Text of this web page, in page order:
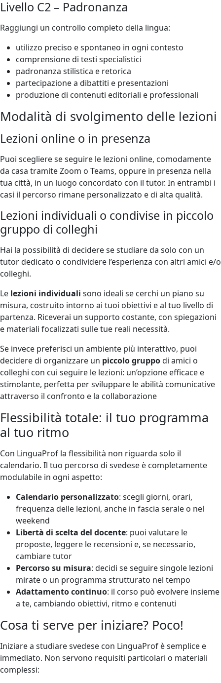
Livello C2 – Padronanza
Raggiungi un controllo completo della lingua:
utilizzo preciso e spontaneo in ogni contesto
comprensione di testi specialistici
padronanza stilistica e retorica
partecipazione a dibattiti e presentazioni
produzione di contenuti editoriali e professionali
Modalità di svolgimento delle lezioni
Lezioni online o in presenza
Puoi scegliere se seguire le lezioni online, comodamente
da casa tramite Zoom o Teams, oppure in presenza nella
tua città, in un luogo concordato con il tutor. In entrambi i
casi il percorso rimane personalizzato e di alta qualità.
Lezioni individuali o condivise in piccolo
gruppo di colleghi
Hai la possibilità di decidere se studiare da solo con un
tutor dedicato o condividere l’esperienza con altri amici e/o
colleghi.
Le lezioni individuali sono ideali se cerchi un piano su
misura, costruito intorno ai tuoi obiettivi e al tuo livello di
partenza. Riceverai un supporto costante, con spiegazioni
e materiali focalizzati sulle tue reali necessità.
Se invece preferisci un ambiente più interattivo, puoi
decidere di organizzare un piccolo gruppodi amici o
colleghi con cui seguire le lezioni: un’opzione efficace e
stimolante, perfetta per sviluppare le abilità comunicative
attraverso il confronto e la collaborazione
Flessibilità totale: il tuo programma
al tuo ritmo
Con LinguaProf la flessibilità non riguarda solo il
calendario. Il tuo percorso di svedese è completamente
modulabile in ogni aspetto:
Calendario personalizzato: scegli giorni, orari,
frequenza delle lezioni, anche in fascia serale o nel
weekend
Libertà di scelta del docente: puoi valutare le
proposte, leggere le recensioni e, se necessario,
cambiare tutor
Percorso su misura: decidi se seguire singole lezioni
mirate o un programma strutturato nel tempo
Adattamento continuo: il corso può evolvere insieme
a te, cambiando obiettivi, ritmo e contenuti
Cosa ti serve per iniziare? Poco!
Iniziare a studiare svedese con LinguaProf è semplice e
immediato. Non servono requisiti particolari o materiali
complessi: